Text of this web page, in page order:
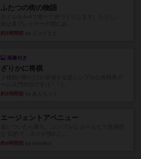
ふたつの街の物語
約3時間前
画像付き
ざりかに将棋
約3時間前
エージェントアベニュー
約4時間前